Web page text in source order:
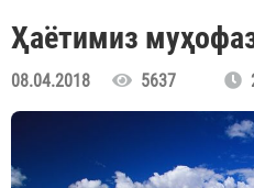
Ҳаётимиз
08.04.2018 5637